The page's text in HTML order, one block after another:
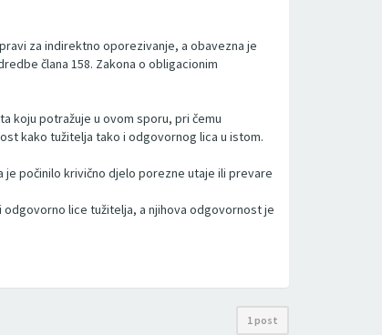
za indirektno oporezivanje, a obavezna je
člana 158. Zakona o obligacionim
koju potražuje u ovom sporu, pri čemu
kako tužitelja tako i odgovornog lica u istom.
počinilo krivično djelo porezne utaje ili prevare
odgovorno lice tužitelja, a njihova odgovornost je
1 post